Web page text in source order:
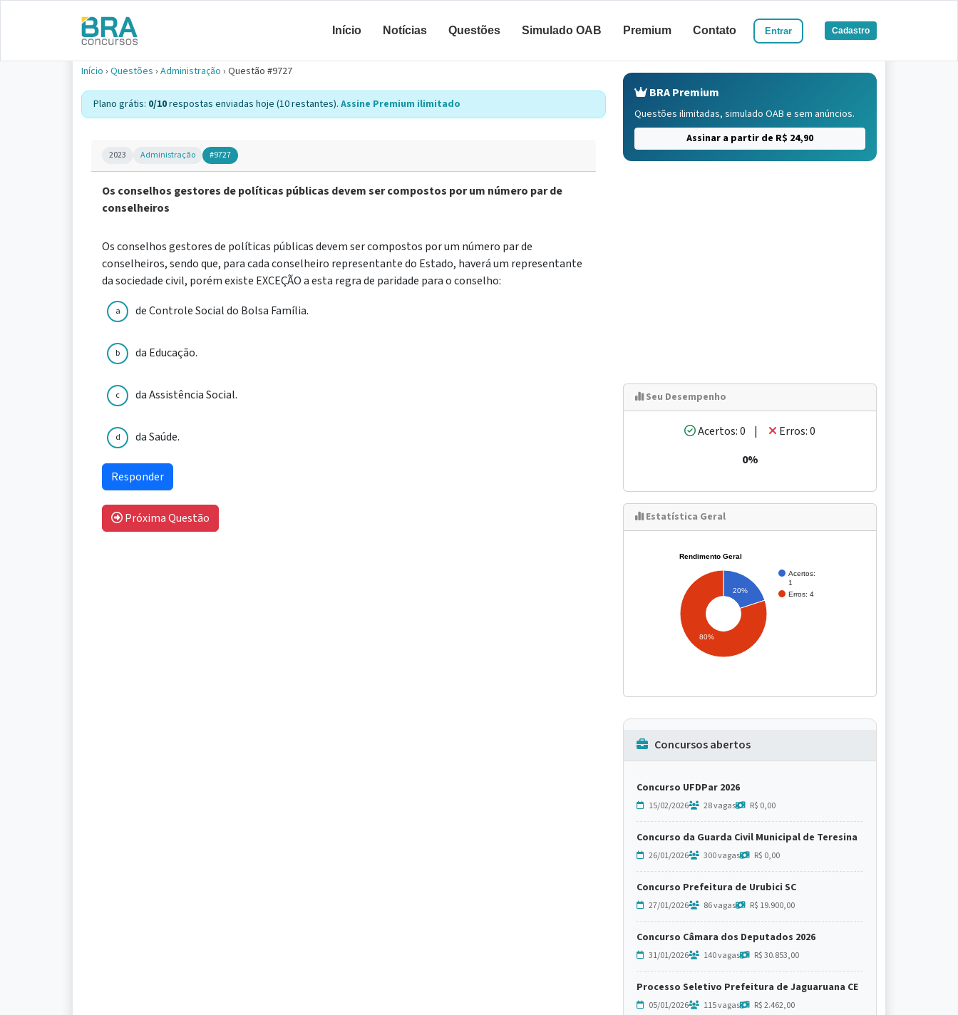
Início Notícias Questões Simulado OAB Premium Contato Entrar Cadastro
Início › Questões › Administração › Questão #9727
Plano grátis: 0/10respostas enviadas hoje (10 restantes). Assine Premium ilimitado
2023 Administração #9727
Os conselhos gestores de políticas públicas devem ser compostos por um número par de
conselheiros
Os conselhos gestores de políticas públicas devem ser compostos por um número par de
conselheiros, sendo que, para cada conselheiro representante do Estado, haverá um representante
da sociedade civil, porém existe EXCEÇÃO a esta regra de paridade para o conselho:
a de Controle Social do Bolsa Família.
b da Educação.
c da Assistência Social.
d da Saúde.
Próxima Questão
BRA Premium
Questões ilimitadas, simulado OAB e sem anúncios.
Assinar a partir de R$ 24,90
Seu Desempenho
Acertos: 0 |
Erros: 0
0%
Estatística Geral
Rendimento Geral
Acertos:
1
Erros: 4
20%
80%
Concursos abertos
Concurso UFDPar 2026
15/02/2026 28 vagas R$ 0,00
Concurso da Guarda Civil Municipal de Teresina
26/01/2026 300 vagas R$ 0,00
Concurso Prefeitura de Urubici SC
27/01/2026 86 vagas R$ 19.900,00
Concurso Câmara dos Deputados 2026
31/01/2026 140 vagas R$ 30.853,00
Processo Seletivo Prefeitura de Jaguaruana CE
05/01/2026 115 vagas R$ 2.462,00